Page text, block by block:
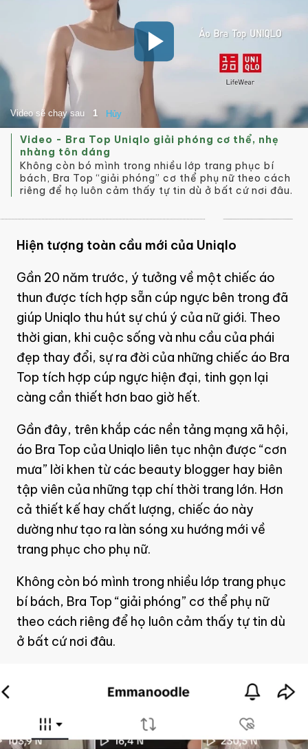
Video - Bra Top Uniqlo giải phóng cơ thể, nhẹ
nhàng tôn dáng
Không còn bó mình trong nhiều lớp trang phục bí
bách, Bra Top “giải phóng” cơ thể phụ nữ theo cách
riêng để họ luôn cảm thấy tự tin dù ở bất cứ nơi đâu.
Hiện tượng toàn cầu mới của Uniqlo
Gần 20 năm trước, ý tưởng về một chiếc áo
thun được tích hợp sẵn cúp ngực bên trong đã
giúp Uniqlo thu hút sự chú ý của nữ giới. Theo
thời gian, khi cuộc sống và nhu cầu của phái
đẹp thay đổi, sự ra đời của những chiếc áo Bra
Top tích hợp cúp ngực hiện đại, tinh gọn lại
càng cần thiết hơn bao giờ hết.
Gần đây, trên khắp các nền tảng mạng xã hội,
áo Bra Top của Uniqlo liên tục nhận được “cơn
mưa” lời khen từ các beauty blogger hay biên
tập viên của những tạp chí thời trang lớn. Hơn
cả thiết kế hay chất lượng, chiếc áo này
dường như tạo ra làn sóng xu hướng mới về
trang phục cho phụ nữ.
Không còn bó mình trong nhiều lớp trang phục
bí bách, Bra Top “giải phóng” cơ thể phụ nữ
theo cách riêng để họ luôn cảm thấy tự tin dù
ở bất cứ nơi đâu.